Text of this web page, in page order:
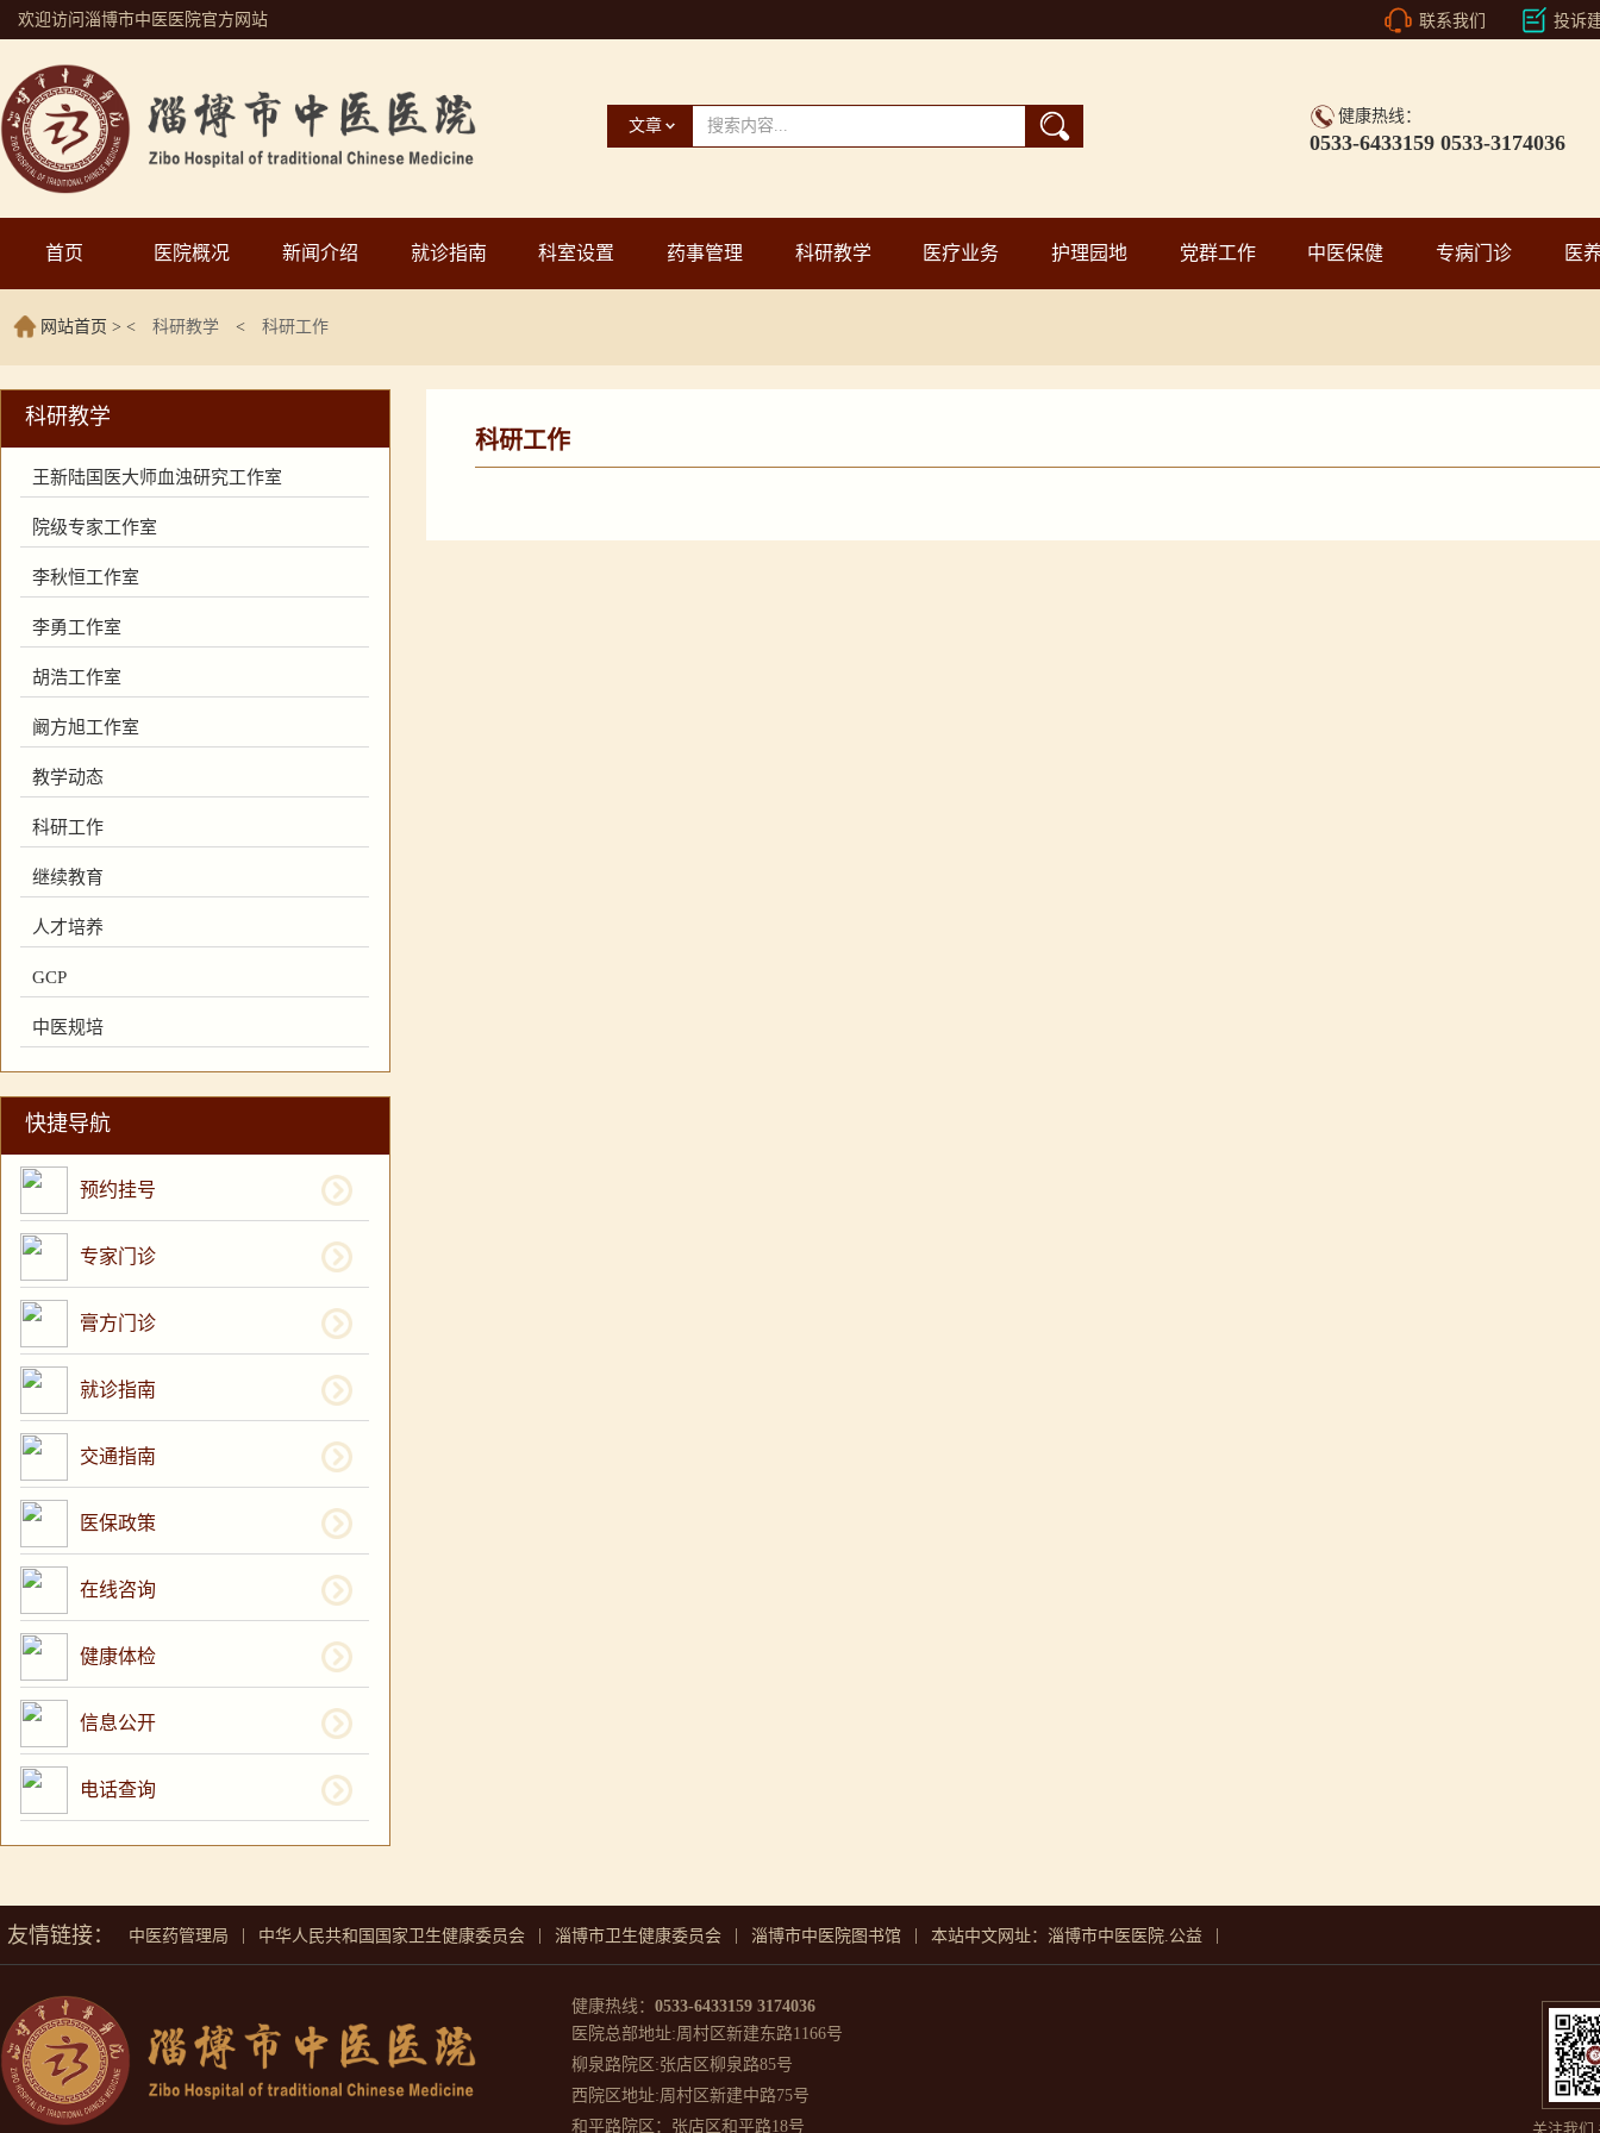
欢迎访问淄博市中医医院官方网站 联系我们 投诉
文章
健康热线：
0533-6433159 0533-3174036
首页 医院概况 新闻介绍 就诊指南 科室设置 药事管理 科研教学 医疗业务 护理园地 党群工作 中医保健 专病门诊 医
网站首页 > < 科研教学 < 科研工作
科研工作
科研教学
王新陆国医大师血浊研究工作室
院级专家工作室
李秋恒工作室
李勇工作室
胡浩工作室
阚方旭工作室
教学动态
科研工作
继续教育
人才培养
GCP
中医规培
快捷导航
预约挂号
专家门诊
膏方门诊
就诊指南
交通指南
医保政策
在线咨询
健康体检
信息公开
电话查询
友情链接： 中医药管理局 中华人民共和国国家卫生健康委员会 淄博市卫生健康委员会 淄博市中医院图书馆 本站中文网址：淄博市中医医院.公益
健康热线： 0533-6433159 3174036
医院总部地址:周村区新建东路1166号
柳泉路院区:张店区柳泉路85号
西院区地址:周村区新建中路75号
和平路院区：张店区和平路18号
关注我们